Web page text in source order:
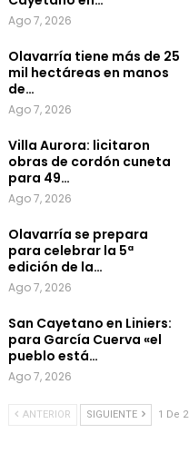
Ago 7, 2026
Olavarría tiene más de 25
mil hectáreas en manos
de…
Ago 7, 2026
Villa Aurora: licitaron
obras de cordón cuneta
para 49…
Ago 7, 2026
Olavarría se prepara
para celebrar la 5ª
edición de la…
Ago 7, 2026
San Cayetano en Liniers:
para García Cuerva «el
pueblo está…
Ago 7, 2026
ANTERIOR SIGUIENTE 1 De 2